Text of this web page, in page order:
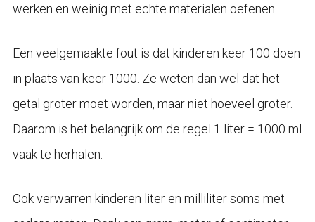
werken en weinig met echte materialen oefenen.
Een veelgemaakte fout is dat kinderen keer 100 doen
in plaats van keer 1000. Ze weten dan wel dat het
getal groter moet worden, maar niet hoeveel groter.
Daarom is het belangrijk om de regel 1 liter = 1000 ml
vaak te herhalen.
Ook verwarren kinderen liter en milliliter soms met